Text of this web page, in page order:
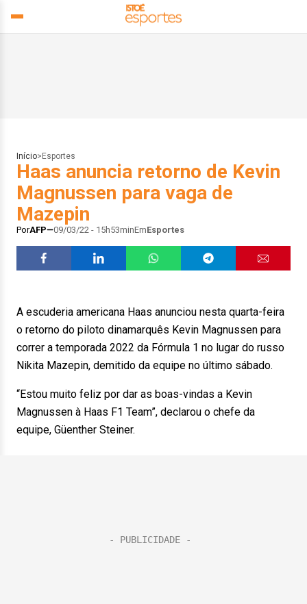
Início> Esportes
Haas anuncia retorno de Kevin
Magnussen para vaga de
Mazepin
PorAFP 09/03/22 - 15h53minEmEsportes
A escuderia americana Haas anunciou nesta quarta-feira
o retorno do piloto dinamarquês Kevin Magnussen para
correr a temporada 2022 da Fórmula 1 no lugar do russo
Nikita Mazepin, demitido da equipe no último sábado.
“Estou muito feliz por dar as boas-vindas a Kevin
Magnussen à Haas F1 Team”, declarou o chefe da
equipe, Güenther Steiner.